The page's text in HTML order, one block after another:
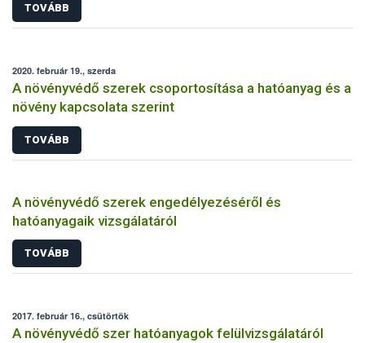
TOVÁBB
2020. február 19., szerda
A növényvédő szerek csoportosítása a hatóanyag és a
növény kapcsolata szerint
TOVÁBB
A növényvédő szerek engedélyezéséről és
hatóanyagaik vizsgálatáról
TOVÁBB
2017. február 16., csütörtök
A növényvédő szer hatóanyagok felülvizsgálatáról